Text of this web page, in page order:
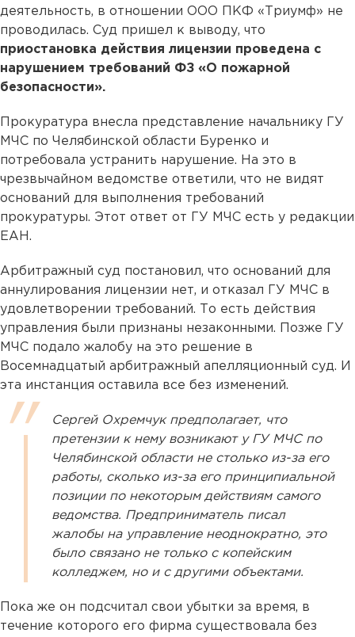
деятельность, в отношении ООО ПКФ «Триумф» не
проводилась. Суд пришел к выводу, что
приостановка действия лицензии проведена с
нарушением требований ФЗ «О пожарной
безопасности».
Прокуратура внесла представление начальнику ГУ
МЧС по Челябинской области Буренко и
потребовала устранить нарушение. На это в
чрезвычайном ведомстве ответили, что не видят
оснований для выполнения требований
прокуратуры. Этот ответ от ГУ МЧС есть у редакции
ЕАН.
Арбитражный суд постановил, что оснований для
аннулирования лицензии нет, и отказал ГУ МЧС в
удовлетворении требований. То есть действия
управления были признаны незаконными. Позже ГУ
МЧС подало жалобу на это решение в
Восемнадцатый арбитражный апелляционный суд. И
эта инстанция оставила все без изменений.
Сергей Охремчук предполагает, что
претензии к нему возникают у ГУ МЧС по
Челябинской области не столько из-за его
работы, сколько из-за его принципиальной
позиции по некоторым действиям самого
ведомства. Предприниматель писал
жалобы на управление неоднократно, это
было связано не только с копейским
колледжем, но и с другими объектами.
Пока же он подсчитал свои убытки за время, в
течение которого его фирма существовала без